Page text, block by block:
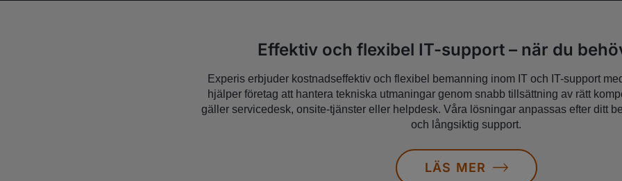
Effektiv och flexibel IT-support – när du
Experis erbjuder kostnadseffektiv och flexibel bemanning inom IT och IT-support
hjälper företag att hantera tekniska utmaningar genom snabb tillsättning av rätt
gäller servicedesk, onsite-tjänster eller helpdesk. Våra lösningar anpassas efter ditt
och långsiktig support.
LÄS MER